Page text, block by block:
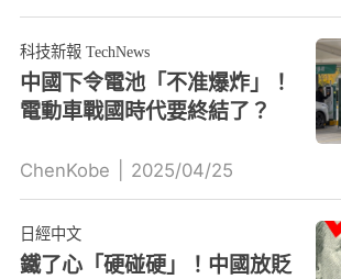
科技新報 TechNews
中國下令電池「不准爆炸」！
電動車戰國時代要終結了？
ChenKobe 2025/04/25
日經中文
鐵了心「硬碰硬」！中國放貶